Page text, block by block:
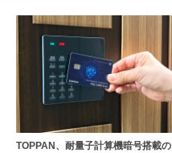
TOPPAN、耐量子計算機暗号搭載の